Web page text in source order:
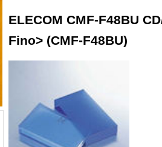
ELECOM CMF-F48BU
Fino> (CMF-F48BU)